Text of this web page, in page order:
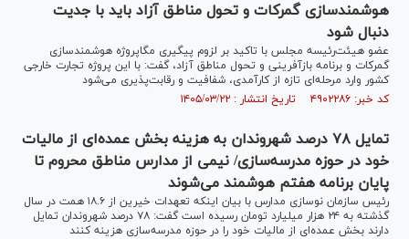
هوشمندسازی گمرکات و تحول مناطق آزاد باید با جدیت
دنبال شود
عضو هیئت‌رئیسه مجلس با تاکید بر لزوم پیگیری مگاپروژه هوشمندسازی
گمرکات و برنامه بازآفرینی و تحول مناطق آزاد، گفت: با این پروژه تجارت خارجی
کشور وارد مرحله‌ای تازه از کارآمدی، شفافیت و رقابت‌پذیری می‌شود
کد خبر: ۴۹۰۲۲۸۶ تاریخ انتشار : ۱۴۰۵/۰۳/۲۲
تمایل ۷۸ درصد شهروندان به هزینه بخش عمده‌ای از مالیات
خود در حوزه مدرسه‌سازی/ نیمی از مدارس مناطق محروم تا
پایان برنامه هفتم هوشمند می‌شوند
رئیس سازمان نوسازی مدارس با بیان اینکه تعهدات خیرین از ۱۸.۶ همت در سال
گذشته به ۲۴ هزار میلیارد تومان رسیده است گفت: ۷۸ درصد شهروندان تمایل
دارند بخش عمده‌ای از مالیات خود را در حوزه مدرسه‌سازی هزینه کنند